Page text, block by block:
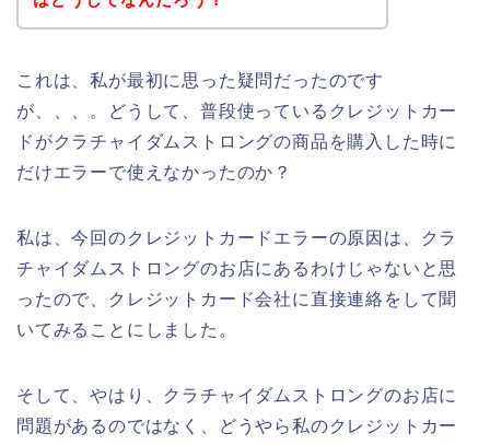
これは、私が最初に思った疑問だったのです
が、、、。どうして、普段使っているクレジットカー
ドがクラチャイダムストロングの商品を購入した時に
だけエラーで使えなかったのか？
私は、今回のクレジットカードエラーの原因は、クラ
チャイダムストロングのお店にあるわけじゃないと思
ったので、クレジットカード会社に直接連絡をして聞
いてみることにしました。
そして、やはり、クラチャイダムストロングのお店に
問題があるのではなく、どうやら私のクレジットカー